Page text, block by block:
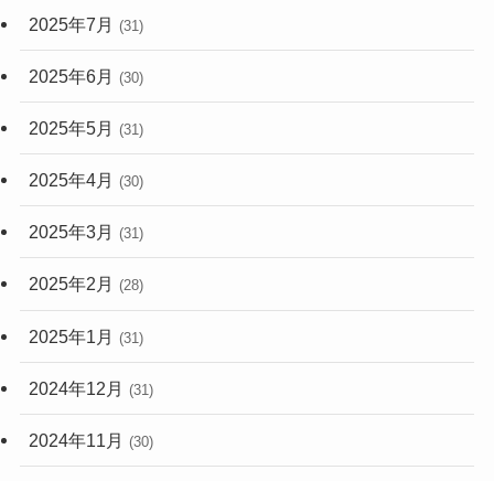
2025年7月 (31)
2025年6月 (30)
2025年5月 (31)
2025年4月 (30)
2025年3月 (31)
2025年2月 (28)
2025年1月 (31)
2024年12月 (31)
2024年11月 (30)